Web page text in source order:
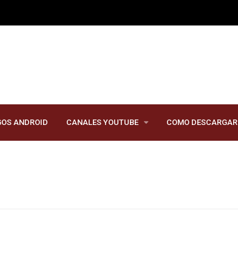
ANDROID CANALES YOUTUBE COMO DESCARGAR